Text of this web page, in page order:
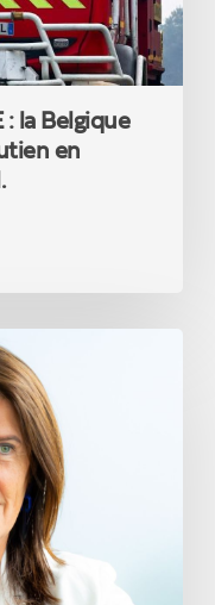
: la Belgique
en